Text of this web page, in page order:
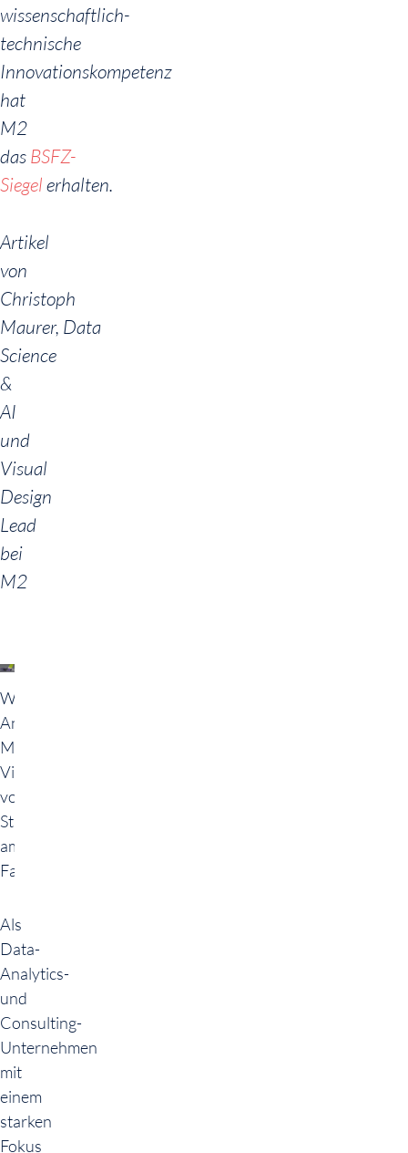
wissenschaftlich-
technische
Innovationskompetenz
hat
M2
dasBSFZ-
Siegelerhalten.
Artikel
von
Christoph
Maurer, Data
Science
&
AI
und
Visual
Design
Lead
bei
M2
Windtunnel-
Analyse:
Multiple
Visualisierungstechniken
von
Strömungsverhalten
am
Fahrzeugmodell
Als
Data-
Analytics-
und
Consulting-
Unternehmen
mit
einem
starken
Fokus